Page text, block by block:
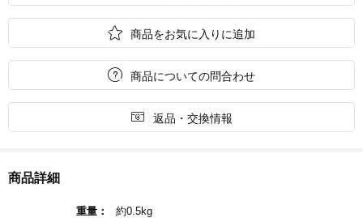
 商品をお気に入りに追加
 商品についての問合わせ
 返品・交換情報
商品詳細
重量：
約0.5kg